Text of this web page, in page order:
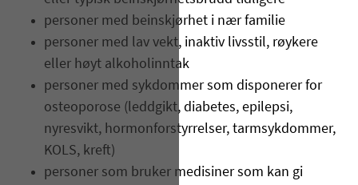
personer med beinskjørhet i nær familie
personer med lav vekt, inaktiv livsstil, røykere
eller høyt alkoholinntak
personer med sykdommer som disponerer for
osteoporose (leddgikt, diabetes, epilepsi,
nyresvikt, hormonforstyrrelser, tarmsykdommer,
KOLS, kreft)
personer som bruker medisiner som kan gi